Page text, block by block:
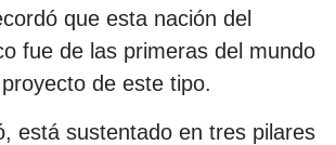
que esta nación del
fue de las primeras del mundo
de este tipo.
está sustentado en tres pilares